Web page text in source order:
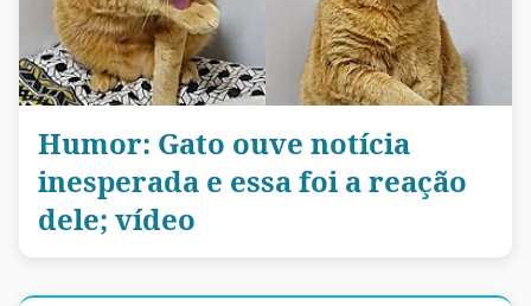
Humor: Gato ouve notícia
inesperada e essa foi a reação
dele; vídeo